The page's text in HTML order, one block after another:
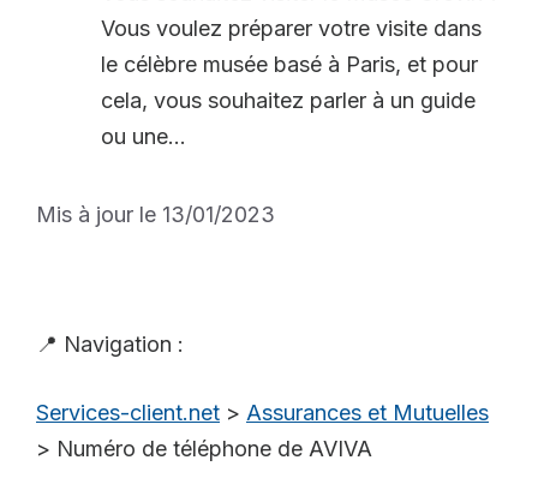
Vous voulez préparer votre visite dans
le célèbre musée basé à Paris, et pour
cela, vous souhaitez parler à un guide
ou une...
Mis à jour le 13/01/2023
📍 Navigation :
Services-client.net > Assurances et Mutuelles
> Numéro de téléphone de AVIVA